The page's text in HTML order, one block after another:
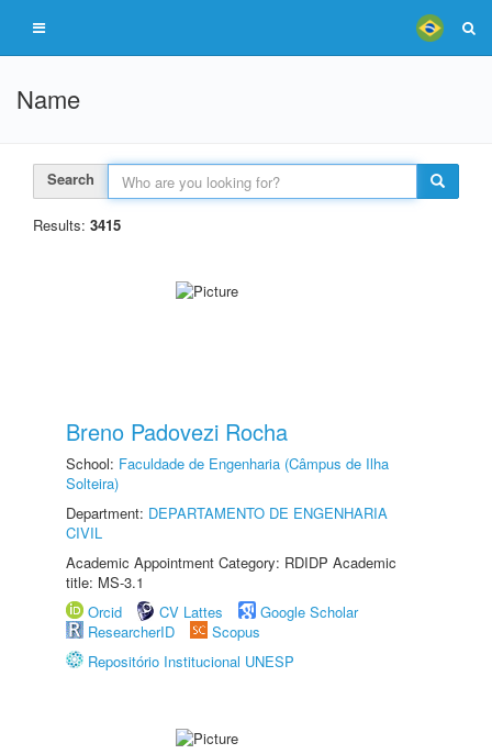
Name
Search
Results: 3415
Breno Padovezi Rocha
School: Faculdade de Engenharia (Câmpus de Ilha
Solteira)
Department: DEPARTAMENTO DE ENGENHARIA
CIVIL
Academic Appointment Category: RDIDP Academic
title: MS-3.1
Orcid
CV Lattes
Google Scholar
ResearcherID
Scopus
Repositório Institucional UNESP